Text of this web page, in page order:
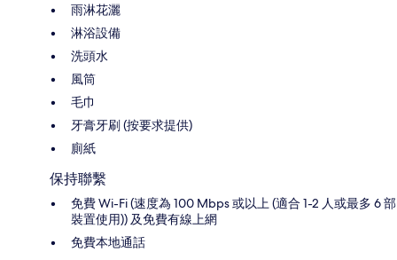
雨淋花灑
淋浴設備
洗頭水
風筒
毛巾
牙膏牙刷 (按要求提供)
廁紙
保持聯繫
免費 Wi-Fi (速度為 100 Mbps 或以上 (適合 1-2 人或最多 6 部
裝置使用)) 及免費有線上網
免費本地通話